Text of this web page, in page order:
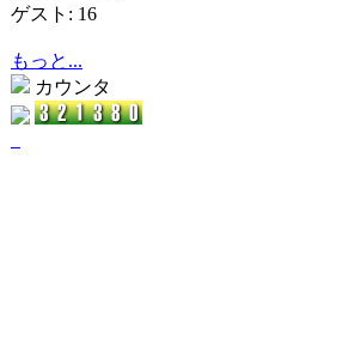
ゲスト: 16
もっと...
カウンタ